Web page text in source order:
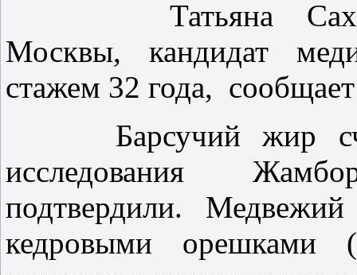
Татьяна
Москвы, кандидат
стажем 32 года,
Барсучий жир
исследования
подтвердили.
кедровыми орешками